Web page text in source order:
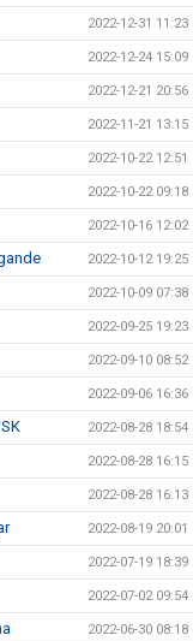
2022-12-31 11:23
2022-12-24 15:09
2022-12-21 20:56
2022-11-21 13:15
2022-10-22 12:51
2022-10-22 09:18
2022-10-16 12:02
2022-10-12 19:25
2022-10-09 07:38
2022-09-25 19:23
2022-09-10 08:52
2022-09-06 16:36
2022-08-28 18:54
2022-08-28 16:15
2022-08-28 16:13
2022-08-19 20:01
2022-07-19 18:39
2022-07-02 09:54
2022-06-30 08:18